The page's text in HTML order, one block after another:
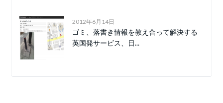
2012年6月14日
ゴミ、落書き情報を教え合って解決する
英国発サービス、日...